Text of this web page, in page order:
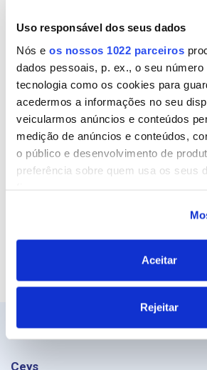
Uso responsável dos seus dados
Nós e os nossos 1022 parceiros
dados pessoais, p. ex., o seu número
tecnologia como os cookies para
acedermos a informações no seu
veicularmos anúncios e conteúdos
medição de anúncios e conteúdos,
o público e desenvolvimento de
preferência sobre quem usa os seus
Se permitir, gostaríamos também de:
Recolher informações sobre a
geográfica as quais podem ter
ativa as características
digital)
processados e defina as suas
Aceitar
Rejeitar
Email
Site
Ceys